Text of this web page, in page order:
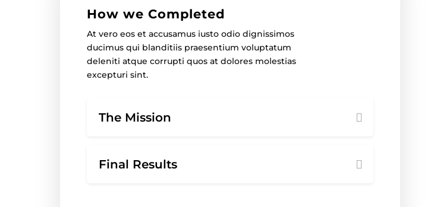
How we Completed
At vero eos et accusamus iusto odio dignissimos
ducimus qui blanditiis praesentium voluptatum
deleniti atque corrupti quos at dolores molestias
excepturi sint.
The Mission
Final Results